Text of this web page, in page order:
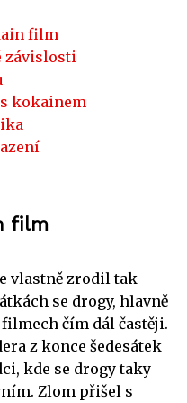
film
závislosti
kokainem
film
vlastně zrodil tak
se drogy, hlavně
čím dál častěji.
z konce šedesátek
kde se drogy taky
Zlom přišel s